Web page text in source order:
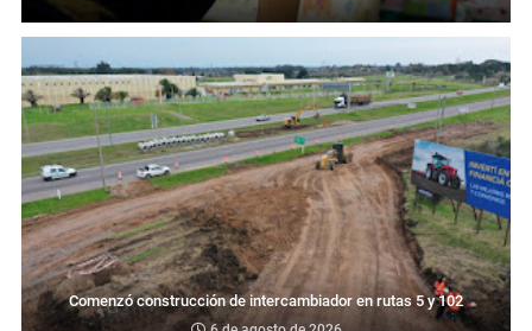
Comenzó construcción de intercambiador en rutas 5 y 102